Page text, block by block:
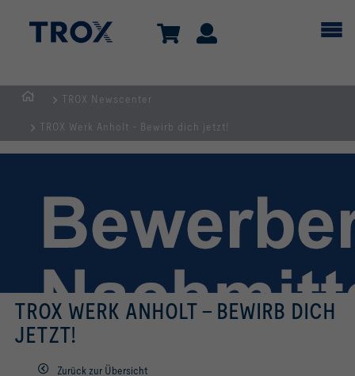
TROX Newscenter
TROX Werk Anholt - Bewirb dich jetzt!
TROX WERK ANHOLT - BEWIRB DICH
JETZT!
Zurück zur Übersicht